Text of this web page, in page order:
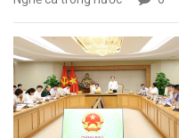
tổng sản lượng thủy sản
khoảng 143,583 nghìn tấn.
Trong đó, nuôi trồng thủy
sản tiếp tục giữ vai trò chủ
lực với sản lượng hơn